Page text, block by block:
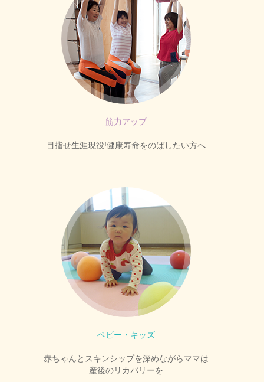
筋力アップ
目指せ生涯現役!健康寿命をのばしたい方へ
ベビー・キッズ
赤ちゃんとスキンシップを深めながらママは
産後のリカバリーを